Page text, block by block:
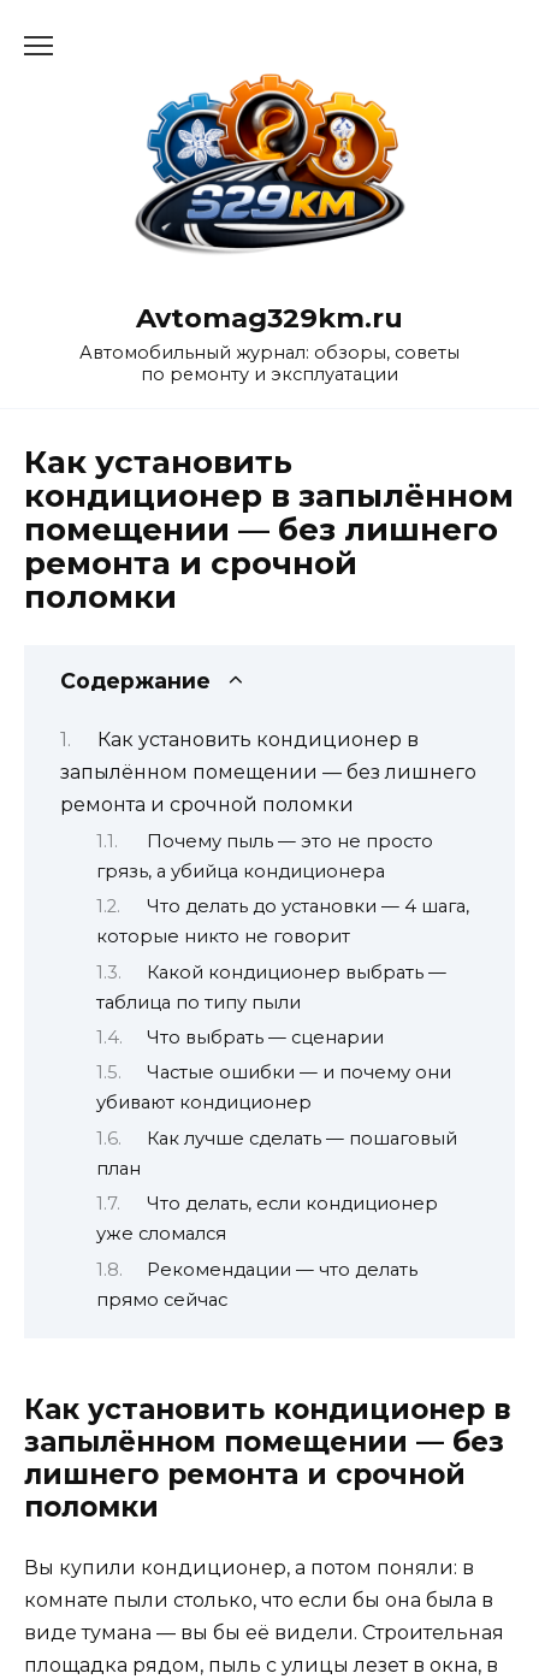
Avtomag329km.ru
Автомобильный журнал: обзоры, советы
по ремонту и эксплуатации
Как установить
кондиционер в запылённом
помещении — без лишнего
ремонта и срочной
поломки
Содержание
Как установить кондиционер в
запылённом помещении — без лишнего
ремонта и срочной поломки
Почему пыль — это не просто
грязь, а убийца кондиционера
Что делать до установки — 4 шага,
которые никто не говорит
Какой кондиционер выбрать —
таблица по типу пыли
Что выбрать — сценарии
Частые ошибки — и почему они
убивают кондиционер
Как лучше сделать — пошаговый
план
Что делать, если кондиционер
уже сломался
Рекомендации — что делать
прямо сейчас
Как установить кондиционер в
запылённом помещении — без
лишнего ремонта и срочной
поломки
Вы купили кондиционер, а потом поняли: в
комнате пыли столько, что если бы она была в
виде тумана — вы бы её видели. Строительная
площадка рядом, пыль с улицы лезет в окна, в